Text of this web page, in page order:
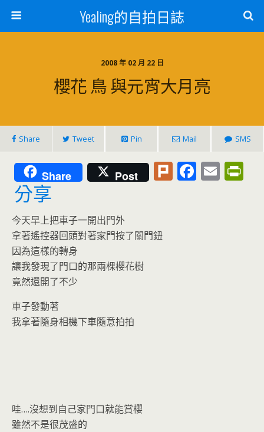
Yealing的自拍日誌
2008 年 02 月 22 日
櫻花 鳥 與元宵大月亮
Share Tweet Pin Mail SMS
Share Post Pl F E
分享
今天早上把車子一開出門外
拿著遙控器回頭對著家門按了關門鈕
因為這樣的轉身
讓我發現了門口的那兩棵櫻花樹
竟然還開了不少
車子發動著
我拿著隨身相機下車隨意拍拍
哇….沒想到自己家門口就能賞櫻
雖然不是很茂盛的